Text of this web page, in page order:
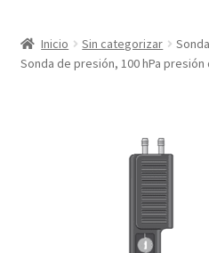
Aplicaciones
Calibración de Termómetros
Calibrar termómetro
Inicio Sin categorizar
Sonda de presión, 100 hPa